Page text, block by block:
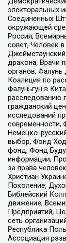
электоральных
Соединенных
окружающей
Россия,
совет, Человек
дракона, Врачи
органов, Фалунь
Коалиция по
Фалуньгун в
расследованию
гражданский
исследований
современности,
Немецко-
выбор, Фонд
фонд, Фонд
информации,
за права
Христиан
Поколение,
Библейский
движение,
Предприятий,
сеть
Республика
Ассоциация